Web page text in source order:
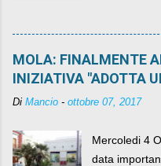
MOLA: FINALMENTE
INIZIATIVA "ADOTTA
Di Mancio - ottobre 07, 2017
Mercoledi 4
data